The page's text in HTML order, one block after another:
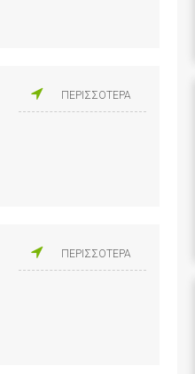
ΠΕΡΙΣΣΟΤΕΡΑ
ΠΕΡΙΣΣΟΤΕΡΑ